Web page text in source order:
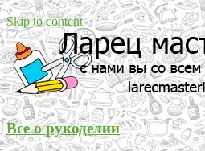
Skip to content
Все о рукоделии